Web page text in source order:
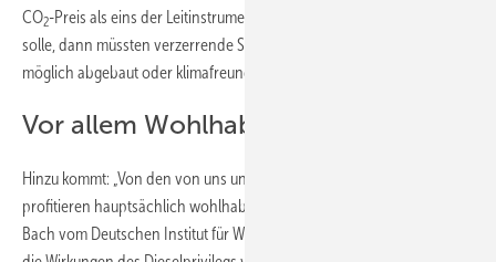
CO2-Preis als eins der Leitinstrumente der Klimapolitik durchsetzen
solle, dann müssten verzerrende Subventionen im Verkehr soweit
möglich abgebaut oder klimafreundlich umgebaut werden.
Vor allem Wohlhabende profitieren
Hinzu kommt: „Von den von uns untersuchten Subventionen
profitieren hauptsächlich wohlhabende Haushalte“, erläutert Stefan
Bach vom Deutschen Institut für Wirtschaftsforschung (DIW). So seien